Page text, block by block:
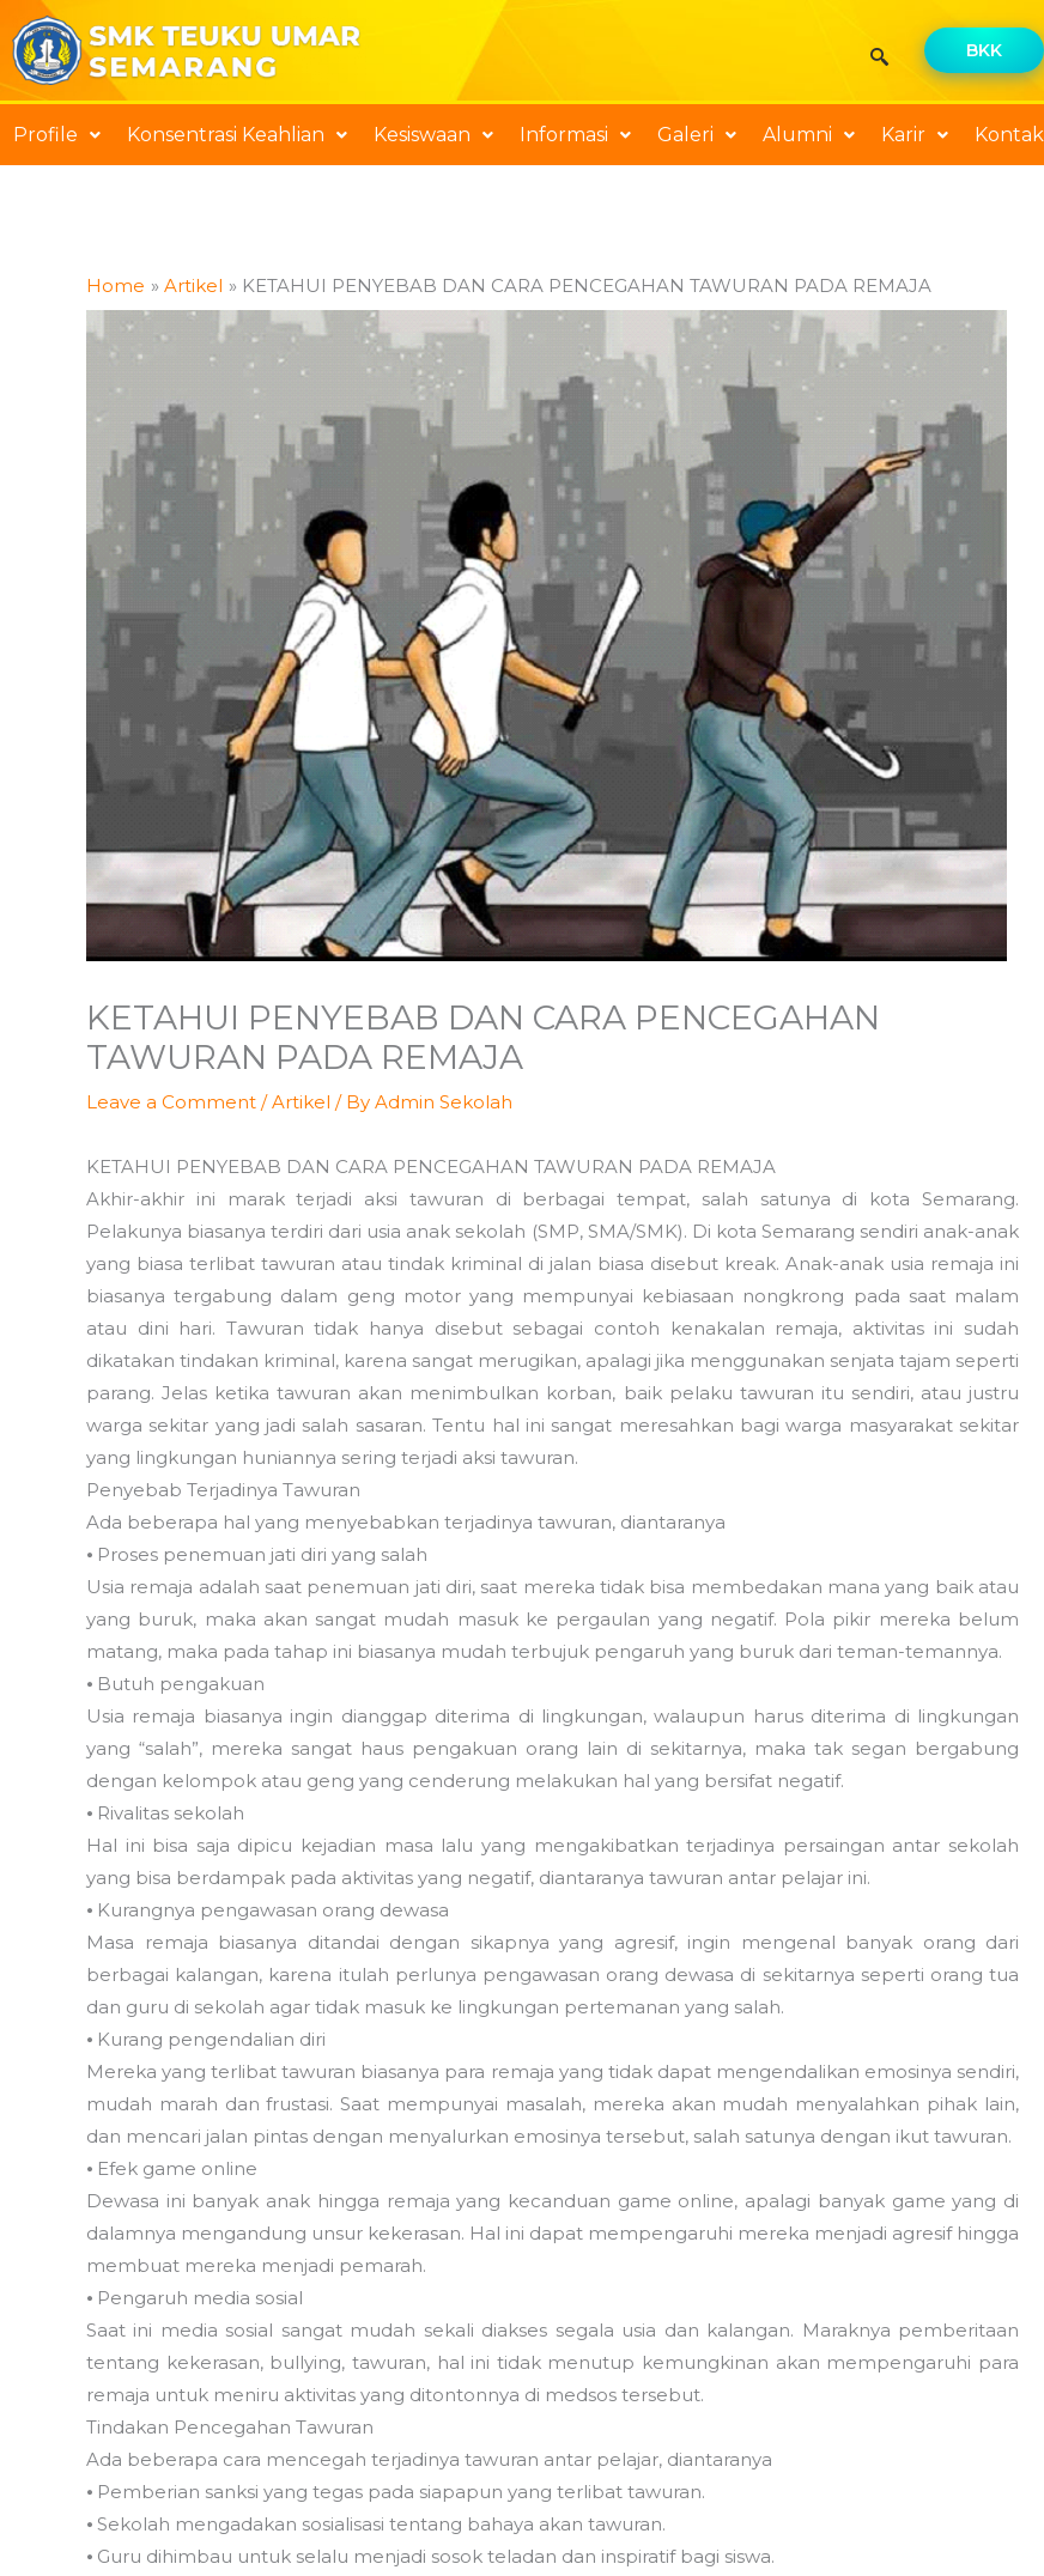
Skip
to
content
BKK
Profile Konsentrasi Keahlian Kesiswaan Informasi Galeri Alumni Karir Kontak
Home Artikel KETAHUI PENYEBAB DAN CARA PENCEGAHAN TAWURAN PADA REMAJA
KETAHUI PENYEBAB DAN CARA PENCEGAHAN
TAWURAN PADA REMAJA
Leave a Comment /Artikel / By Admin Sekolah
KETAHUI PENYEBAB DAN CARA PENCEGAHAN TAWURAN PADA REMAJA
Akhir-akhir ini marak terjadi aksi tawuran di berbagai tempat, salah satunya di kota Semarang.
Pelakunya biasanya terdiri dari usia anak sekolah (SMP, SMA/SMK). Di kota Semarang sendiri anak-anak
yang biasa terlibat tawuran atau tindak kriminal di jalan biasa disebut kreak. Anak-anak usia remaja ini
biasanya tergabung dalam geng motor yang mempunyai kebiasaan nongkrong pada saat malam
atau dini hari. Tawuran tidak hanya disebut sebagai contoh kenakalan remaja, aktivitas ini sudah
dikatakan tindakan kriminal, karena sangat merugikan, apalagi jika menggunakan senjata tajam seperti
parang. Jelas ketika tawuran akan menimbulkan korban, baik pelaku tawuran itu sendiri, atau justru
warga sekitar yang jadi salah sasaran. Tentu hal ini sangat meresahkan bagi warga masyarakat sekitar
yang lingkungan huniannya sering terjadi aksi tawuran.
Penyebab Terjadinya Tawuran
Ada beberapa hal yang menyebabkan terjadinya tawuran, diantaranya
⦁ Proses penemuan jati diri yang salah
Usia remaja adalah saat penemuan jati diri, saat mereka tidak bisa membedakan mana yang baik atau
yang buruk, maka akan sangat mudah masuk ke pergaulan yang negatif. Pola pikir mereka belum
matang, maka pada tahap ini biasanya mudah terbujuk pengaruh yang buruk dari teman-temannya.
⦁ Butuh pengakuan
Usia remaja biasanya ingin dianggap diterima di lingkungan, walaupun harus diterima di lingkungan
yang “salah”, mereka sangat haus pengakuan orang lain di sekitarnya, maka tak segan bergabung
dengan kelompok atau geng yang cenderung melakukan hal yang bersifat negatif.
⦁ Rivalitas sekolah
Hal ini bisa saja dipicu kejadian masa lalu yang mengakibatkan terjadinya persaingan antar sekolah
yang bisa berdampak pada aktivitas yang negatif, diantaranya tawuran antar pelajar ini.
⦁ Kurangnya pengawasan orang dewasa
Masa remaja biasanya ditandai dengan sikapnya yang agresif, ingin mengenal banyak orang dari
berbagai kalangan, karena itulah perlunya pengawasan orang dewasa di sekitarnya seperti orang tua
dan guru di sekolah agar tidak masuk ke lingkungan pertemanan yang salah.
⦁ Kurang pengendalian diri
Mereka yang terlibat tawuran biasanya para remaja yang tidak dapat mengendalikan emosinya sendiri,
mudah marah dan frustasi. Saat mempunyai masalah, mereka akan mudah menyalahkan pihak lain,
dan mencari jalan pintas dengan menyalurkan emosinya tersebut, salah satunya dengan ikut tawuran.
⦁ Efek game online
Dewasa ini banyak anak hingga remaja yang kecanduan game online, apalagi banyak game yang di
dalamnya mengandung unsur kekerasan. Hal ini dapat mempengaruhi mereka menjadi agresif hingga
membuat mereka menjadi pemarah.
⦁ Pengaruh media sosial
Saat ini media sosial sangat mudah sekali diakses segala usia dan kalangan. Maraknya pemberitaan
tentang kekerasan, bullying, tawuran, hal ini tidak menutup kemungkinan akan mempengaruhi para
remaja untuk meniru aktivitas yang ditontonnya di medsos tersebut.
Tindakan Pencegahan Tawuran
Ada beberapa cara mencegah terjadinya tawuran antar pelajar, diantaranya
⦁ Pemberian sanksi yang tegas pada siapapun yang terlibat tawuran.
⦁ Sekolah mengadakan sosialisasi tentang bahaya akan tawuran.
⦁ Guru dihimbau untuk selalu menjadi sosok teladan dan inspiratif bagi siswa.